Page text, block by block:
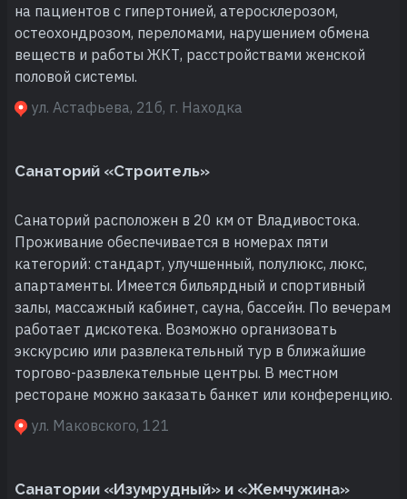
на пациентов с гипертонией, атеросклерозом,
остеохондрозом, переломами, нарушением обмена
веществ и работы ЖКТ, расстройствами женской
половой системы.
ул. Астафьева, 21б, г. Находка
Санаторий «Строитель»
Санаторий расположен в 20 км от Владивостока.
Проживание обеспечивается в номерах пяти
категорий: стандарт, улучшенный, полулюкс, люкс,
апартаменты. Имеется бильярдный и спортивный
залы, массажный кабинет, сауна, бассейн. По вечерам
работает дискотека. Возможно организовать
экскурсию или развлекательный тур в ближайшие
торгово-развлекательные центры. В местном
ресторане можно заказать банкет или конференцию.
ул. Маковского, 121
Санатории «Изумрудный» и «Жемчужина»